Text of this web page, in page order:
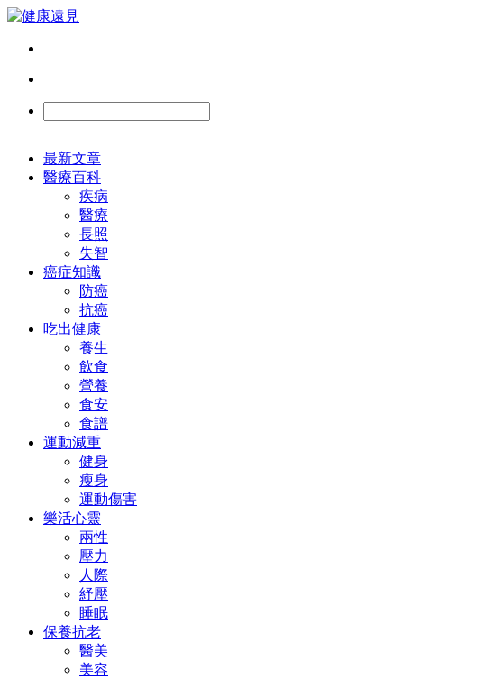
最新文章
醫療百科
疾病
醫療
長照
失智
癌症知識
防癌
抗癌
吃出健康
養生
飲食
營養
食安
食譜
運動減重
健身
瘦身
運動傷害
樂活心靈
兩性
壓力
人際
紓壓
睡眠
保養抗老
醫美
美容